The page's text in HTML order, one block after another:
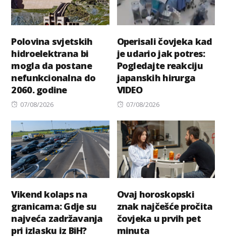
Polovina svjetskih
hidroelektrana bi
mogla da postane
nefunkcionalna do
2060. godine
Posted
07/08/2026
Operisali čovjeka kad
je udario jak potres:
Pogledajte reakciju
japanskih hirurga
VIDEO
Posted
07/08/2026
Vikend kolaps na
granicama: Gdje su
najveća zadržavanja
pri izlasku iz BiH?
Ovaj horoskopski
znak najčešće pročita
čovjeka u prvih pet
minuta